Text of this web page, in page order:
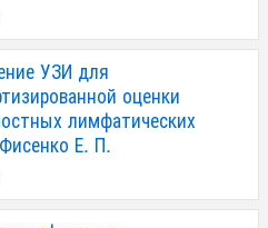
УЗИ для
оценки
лимфатических
Е. П.